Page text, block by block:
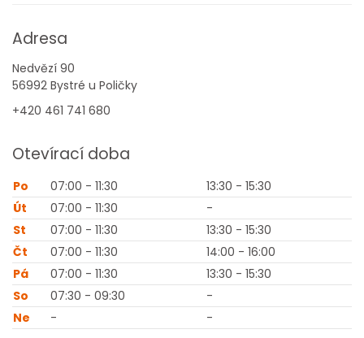
Adresa
Nedvězí 90
56992 Bystré u Poličky
+420 461 741 680
Otevírací doba
Po 07:00 - 11:30
13:30 - 15:30
Út
07:00 - 11:30
-
St
07:00 - 11:30
13:30 - 15:30
Čt
07:00 - 11:30
14:00 - 16:00
Pá
07:00 - 11:30
13:30 - 15:30
So
07:30 - 09:30
-
Ne
- -